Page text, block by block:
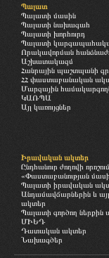
Պալատ
Պալատի մասին
Պալատի նախագահ
Պալատի խորհուրդ
Պալատի
Որակավորման
Աշխատակազմ
Հանրային պաշտպանի
ՀՀ փաստաբանական
Մարզային
ԿԱՌՊԱ
Այլ կառույցներ
Իրավական ակտեր
Ընդհանուր ժողովի
«Փաստաբանության
Պալատի իրավական
Անդամավճարներին և
ակտեր
Պալատի գործող ներքին
ՄԻԵԴ
Դատական ակտեր
Նախագծեր